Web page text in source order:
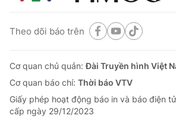
Theo dõi báo trên
Cơ quan chủ quản:Đài Truyền hình Việt
Cơ quan báo chí: Thời báo VTV
Giấy phép hoạt động báo in và báo điện
cấp ngày 29/12/2023